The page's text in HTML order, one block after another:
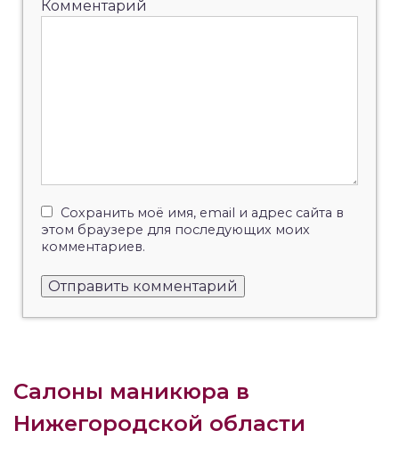
Комментарий
Сохранить моё имя, email и адрес сайта в
этом браузере для последующих моих
комментариев.
Салоны маникюра в
Нижегородской области